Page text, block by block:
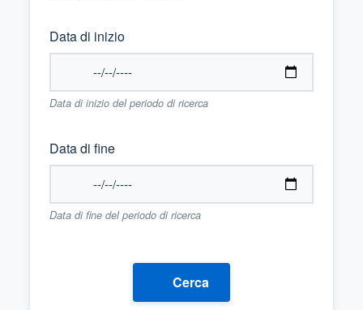
Data di inizio
Data di inizio del periodo di ricerca
Data di fine
Data di fine del periodo di ricerca
Cerca